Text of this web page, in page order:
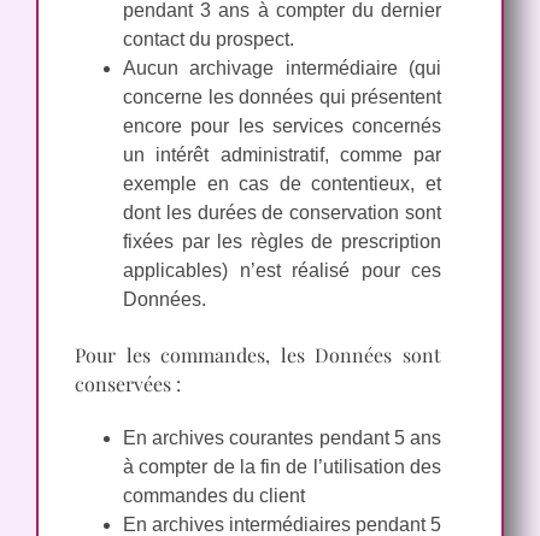
pendant 3 ans à compter du dernier
contact du prospect.
Aucun archivage intermédiaire (qui
concerne les données qui présentent
encore pour les services concernés
un intérêt administratif, comme par
exemple en cas de contentieux, et
dont les durées de conservation sont
fixées par les règles de prescription
applicables) n’est réalisé pour ces
Données.
Pour les commandes, les Données sont
conservées :
En archives courantes pendant 5 ans
à compter de la fin de l’utilisation des
commandes du client
En archives intermédiaires pendant 5